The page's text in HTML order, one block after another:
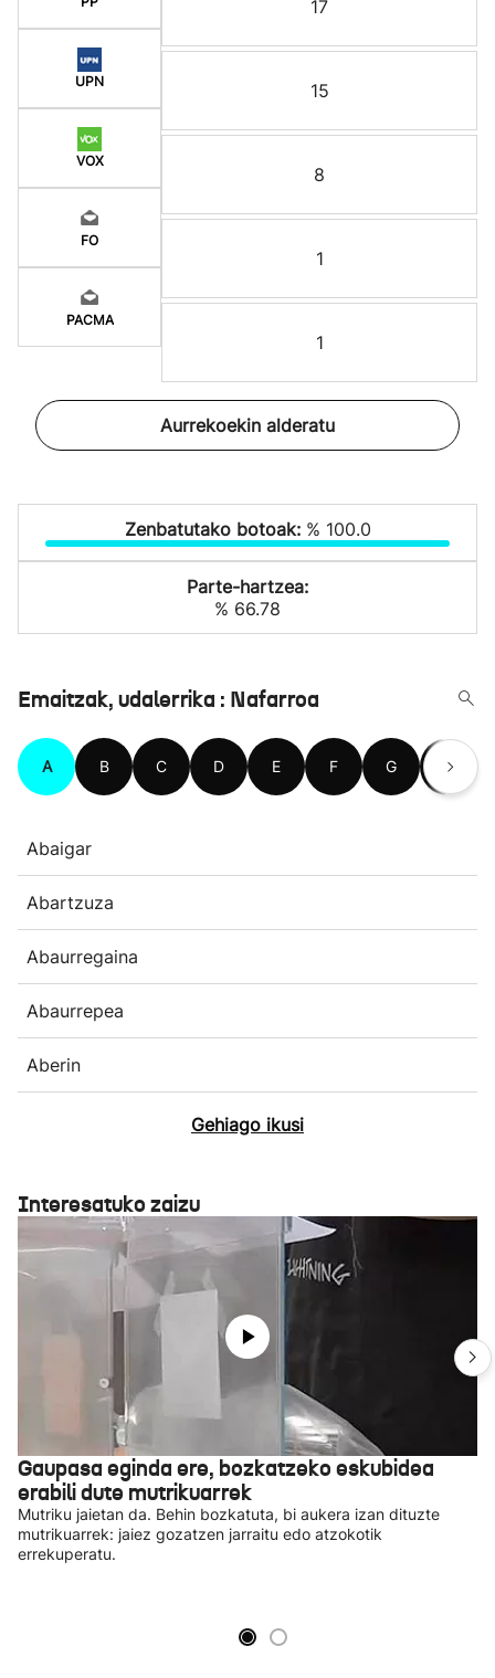
UPN
VOX
FO
PACMA
17
15
8
1
1
Aurrekoekin alderatu
Zenbatutako botoak: % 100.0
Parte-hartzea:
% 66.78
Emaitzak, udalerrika : Nafarroa
A B C D E F G H
Abaigar
Abartzuza
Abaurregaina
Abaurrepea
Aberin
Gehiago ikusi
Interesatuko zaizu
Gaupasa eginda ere, bozkatzeko eskubidea
erabili dute mutrikuarrek
Mutriku jaietan da. Behin bozkatuta, bi aukera izan dituzte
mutrikuarrek: jaiez gozatzen jarraitu edo atzokotik
errekuperatu.